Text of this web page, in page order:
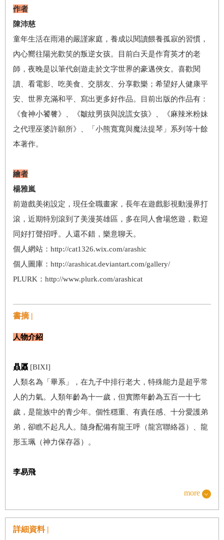
作者
陳沛慈
童年生活在雨港的嚴謹家庭，養成以閱讀餵養孤寂的習慣，
內心嚮往陽光歡笑的叛逆女孩。目前白天是作育英才的老
師，夜晚是以筆代劍遊走於文字世界的豪邁俠女。喜歡閱
讀、看電影、吃美食、交朋友、分享歡樂；希望好人健康平
安、世界充滿和平、寫出更多好作品。目前出版的作品有：
《食神小饕餮》、《皺紋男孩與說謊女孩》、《麻辣米粉妹
之代理巫婆許願所》、「小熊寬寬與魔法提琴」系列等十餘
本著作。
繪者
楊雅嵐
前遊戲美術設定，現任全職畫家，長年在遊戲影視動漫界打
滾，近期特別滾到了美漫英雄區，多在同人會場悠遊，歡迎
同好打聲招呼。人還不錯，樂意聊天。
個人網站：http://cat1326.wix.com/arashic
個人圖庫：http://arashicat.deviantart.com/gallery/
PLURK ：http://www.plurk.com/arashicat
書摘 |
人物介紹
贔屭 [BIXI]
人類名為「畢系」，在九子中排行老大，特殊能力是超乎常
人的力氣。人類年齡為十一歲，但實際年齡為五百一十七
歲，是龍族中的青少年。個性穩重、有責任感、十分愛護弟
弟，卻瞧不起凡人。隨身配備有龍王呼（龍宮聯絡器）、龍
形玉珮（神力保存器）。
李易飛
任何人的幫助。
more
詳細資料 |